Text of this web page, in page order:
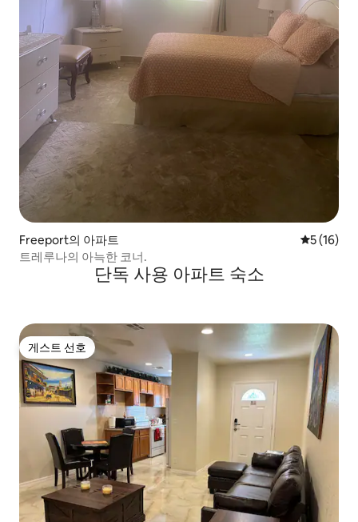
Freeport의 아파트 평점 5점
5 (16)
트레루나의 아늑한 코너.
단독 사용 아파트 숙소
게스트 선호
게스트 선호